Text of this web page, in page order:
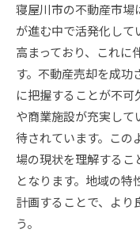
物件価値を
プロの視点
売却前に知
寝屋川市不動産
目指す
最新トレン
SNSを活用
バーチャル
エコフレン
寝屋川市の不動産市場
が進む中で活発化して
高まっており、これに
す。不動産売却を成
に把握することが不
や商業施設が充実し
待されています。この
場の現状を理解する
となります。地域の
計画することで、より
う。